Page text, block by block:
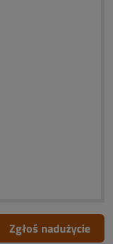
Zgłoś nadużycie